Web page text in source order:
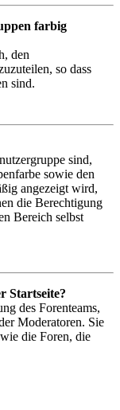
farbig
den
so dass
sind.
sind,
sowie den
angezeigt wird,
die Berechtigung
Bereich selbst
Startseite?
des Forenteams,
Moderatoren. Sie
die Foren, die